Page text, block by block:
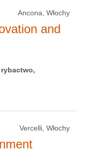
Ancona, Włochy
and
Vercelli, Włochy